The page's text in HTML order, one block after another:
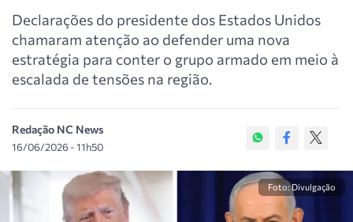
Declarações do presidente dos Estados Unidos
chamaram atenção ao defender uma nova
estratégia para conter o grupo armado em meio à
escalada de tensões na região.
Redação NC News
16/06/2026 - 11h50
Foto: Divulgação